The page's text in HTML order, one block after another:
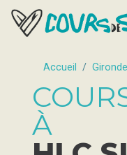
Accueil Gironde
À